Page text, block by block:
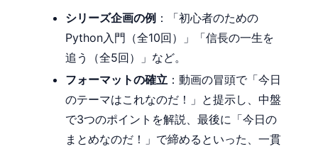
シリーズ企画の例 ：「初心者のための
Python入門（全10回）」「信長の一生を
追う（全5回）」など。
フォーマットの確立 ：動画の冒頭で「今日
のテーマはこれなのだ！」と提示し、中盤
で3つのポイントを解説、最後に「今日の
まとめなのだ！」で締めるといった、一貫